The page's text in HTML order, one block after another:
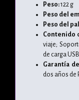
Peso:122 g
Peso del
Peso del
Contenido
viaje;
de carga
Garantía
dos años de